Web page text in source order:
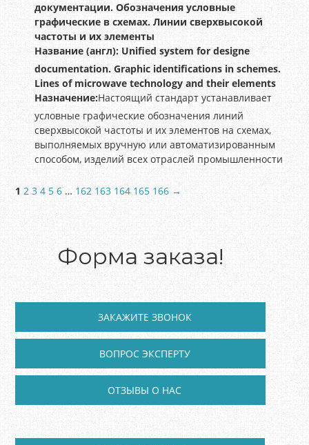
документации. Обозначения условные
графические в схемах. Линии сверхвысокой
частоты и их элементы
Название (англ): Unified system for designe
documentation. Graphic identifications in schemes.
Lines of microwave technology and their elements
Назначение:Настоящий стандарт устанавливает
условные графические обозначения линий
сверхвысокой частоты и их элементов на схемах,
выполняемых вручную или автоматизированным
способом, изделий всех отраслей промышленности
1 2 3 4 5 6 … 162 163 164 165 166 →
Форма заказа!
ЗАКАЖИТЕ ЗВОНОК
ВОПРОС ЭКСПЕРТУ
ОТЗЫВЫ О НАС